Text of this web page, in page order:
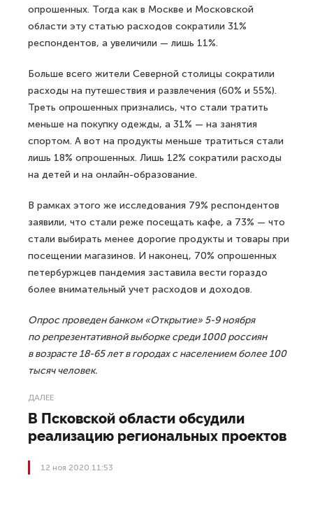
опрошенных. Тогда как в Москве и Московской
области эту статью расходов сократили 31%
респондентов, а увеличили — лишь 11%.
Больше всего жители Северной столицы сократили
расходы на путешествия и развлечения (60% и 55%).
Треть опрошенных признались, что стали тратить
меньше на покупку одежды, а 31% — на занятия
спортом. А вот на продукты меньше тратиться стали
лишь 18% опрошенных. Лишь 12% сократили расходы
на детей и на онлайн-образование.
В рамках этого же исследования 79% респондентов
заявили, что стали реже посещать кафе, а 73% — что
стали выбирать менее дорогие продукты и товары при
посещении магазинов. И наконец, 70% опрошенных
петербуржцев пандемия заставила вести гораздо
более внимательный учет расходов и доходов.
Опрос проведен банком «Открытие» 5-9 ноября
по репрезентативной выборке среди 1000 россиян
в возрасте 18-65 лет в городах с населением более 100
тысяч человек.
ДАЛЕЕ
В Псковской области обсудили
реализацию региональных проектов
12 ноя 2020 11:53